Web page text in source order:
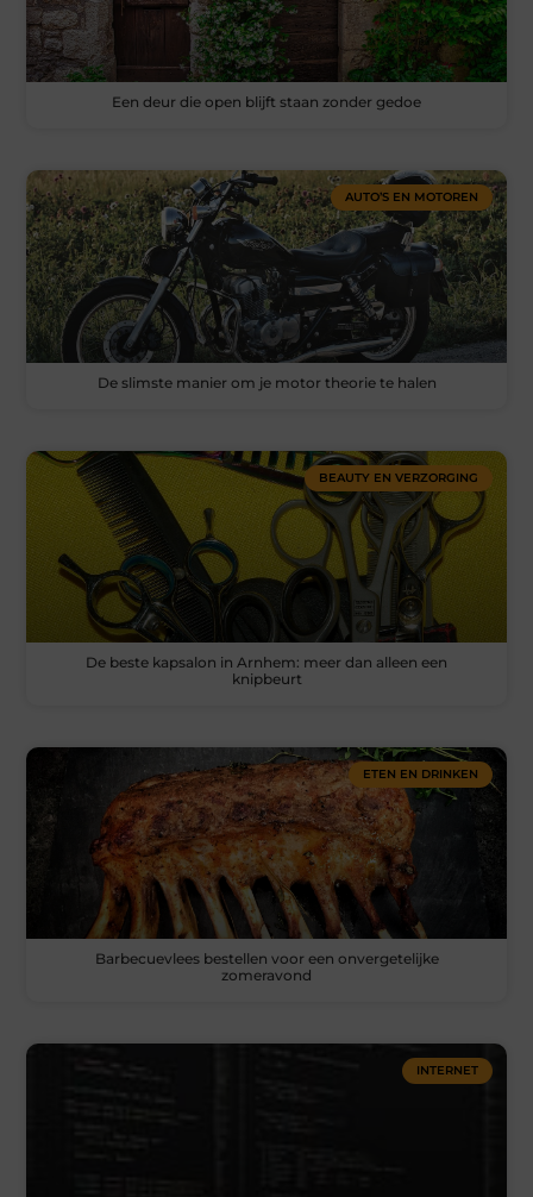
Een deur die open blijft staan zonder gedoe
AUTO’S EN MOTOREN
De slimste manier om je motor theorie te halen
BEAUTY EN VERZORGING
De beste kapsalon in Arnhem: meer dan alleen een
knipbeurt
ETEN EN DRINKEN
Barbecuevlees bestellen voor een onvergetelijke
zomeravond
INTERNET